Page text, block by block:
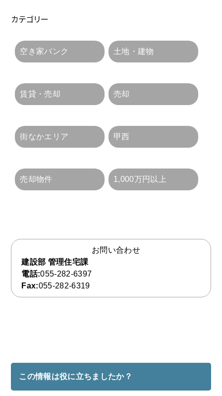
カテゴリー
空き家バンク 土地・建物
賃貸・売却 売却
街なかエリア 甲西
売却物件 1,000万円以上
お問い合わせ
建設部 管理住宅課
電話:055-282-6397
Fax:055-282-6319
この情報は役に立ちましたか？